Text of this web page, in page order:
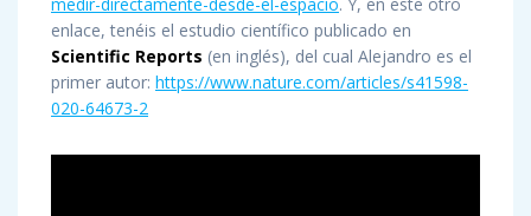
medir-directamente-desde-el-espacio. Y, en este otro
enlace, tenéis el estudio científico publicado en
Scientific Reports (en inglés), del cual Alejandro es el
primer autor: https://www.nature.com/articles/s41598-
020-64673-2